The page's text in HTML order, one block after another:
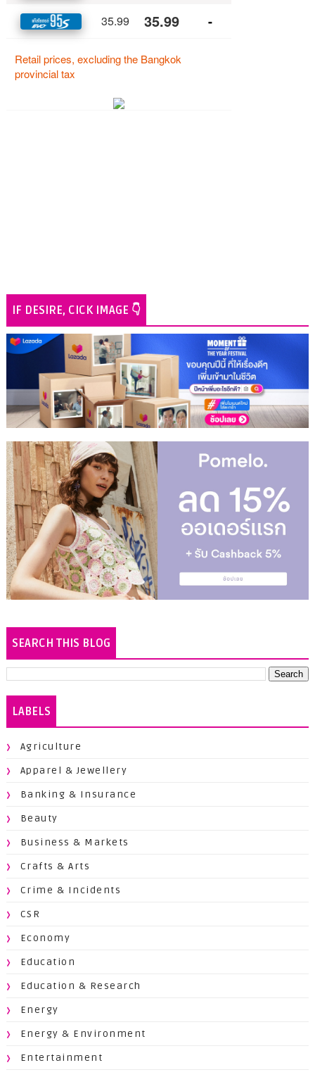
IF DESIRE, CICK IMAGE 👇
SEARCH THIS BLOG
LABELS
Agriculture
Apparel & Jewellery
Banking & Insurance
Beauty
Business & Markets
Crafts & Arts
Crime & Incidents
CSR
Economy
Education
Education & Research
Energy
Energy & Environment
Entertainment